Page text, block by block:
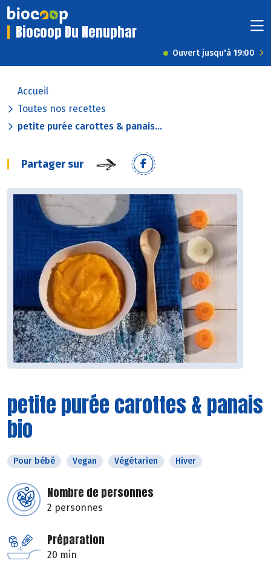
Biocoop Du Nenuphar
Ouvert jusqu'à 19:00
Accueil
Toutes nos recettes
petite purée carottes & panais...
Partager sur
petite purée carottes & panais
bio
Pour bébé Vegan Végétarien Hiver
Nombre de personnes
2 personnes
Préparation
20 min